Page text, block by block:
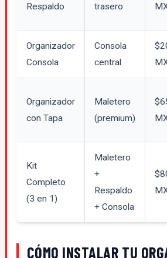
Respaldo
trasero
Organizador
Consola
Consola
central
Organizador
con Tapa
Maletero
(premium)
Kit
Completo
(3 en 1)
Maletero
+
Respaldo
+ Consola
CÓMO INSTALAR TU